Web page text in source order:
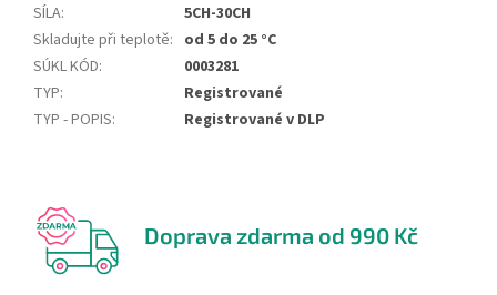
SÍLA:
5CH-30CH
Skladujte při teplotě: od 5 do 25 °C
SÚKL KÓD:
0003281
TYP:
Registrované
TYP - POPIS: Registrované v DLP
Doprava zdarma od 990 Kč